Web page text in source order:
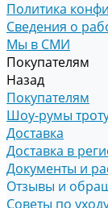
Политика
Сведения о
Мы в СМИ
Покупателям
Назад
Покупателям
Шоу-румы
Доставка
Доставка в
Документы и
Отзывы и
Советы по